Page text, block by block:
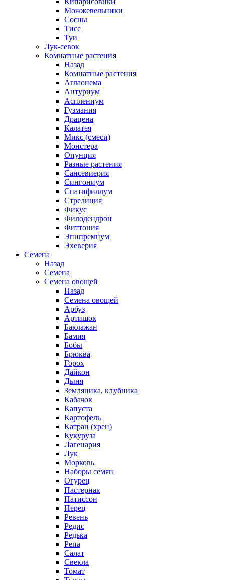
Можжевельники
Сосны
Тисс
Туи
Лук-севок
Комнатные растения
Назад
Комнатные растения
Аглаонема
Антуриум
Асплениум
Гузмания
Драцена
Калатея
Микс (смеси)
Монстера
Опунция
Разные растения
Сансевиерия
Сингониум
Спатифиллум
Стрелиция
Фикус
Филодендрон
Фиттония
Эпипремнум
Эхеверия
Семена
Назад
Семена
Семена овощей
Назад
Семена овощей
Арбуз
Артишок
Баклажан
Бамия
Бобы
Брюква
Горох
Дайкон
Дыня
Земляника, клубника
Кабачок
Капуста
Картофель
Катран (хрен)
Кукуруза
Лагенария
Лук
Морковь
Наборы семян
Огурец
Пастернак
Патиссон
Перец
Ревень
Редис
Редька
Репа
Салат
Свекла
Томат